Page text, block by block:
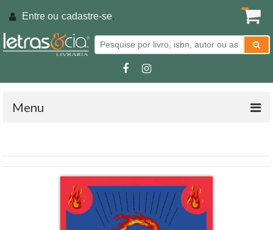
Entre ou cadastre-se.
Menu